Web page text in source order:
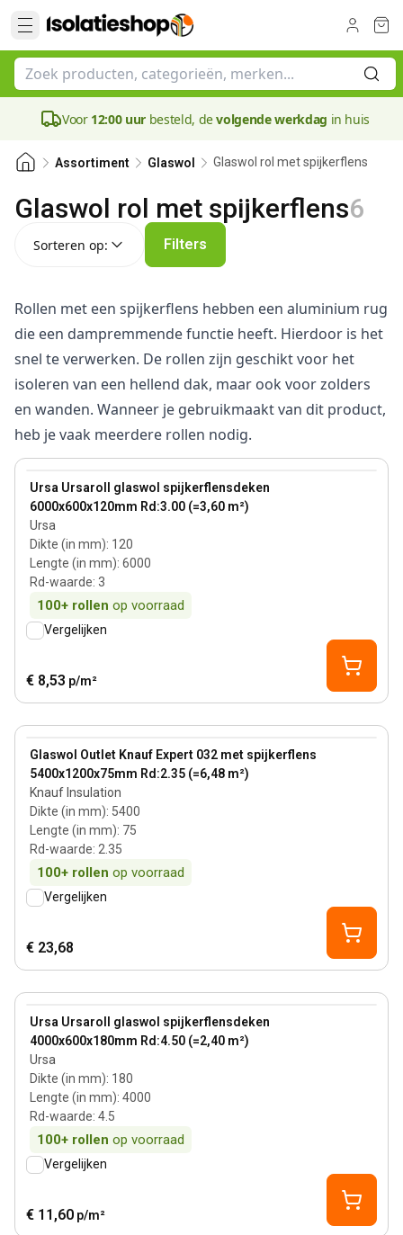
Voor 12:00 uur besteld, devolgende werkdag in huis
Assortiment Glaswol Glaswol rol met spijkerflens
Glaswol rol met spijkerflens6
Sorteren op: Filters
Rollen met een spijkerflens hebben een aluminium rug
die een dampremmende functie heeft. Hierdoor is het
snel te verwerken. De rollen zijn geschikt voor het
isoleren van een hellend dak, maar ook voor zolders
en wanden. Wanneer je gebruikmaakt van dit product,
heb je vaak meerdere rollen nodig.
Ursa Ursaroll glaswol spijkerflensdeken
6000x600x120mm Rd:3.00 (=3,60 m²)
Ursa
Dikte (in mm): 120
Lengte (in mm): 6000
Rd-waarde: 3
100+ rollen op voorraad
View product
Vergelijken
€ 8,53 p/m²
Glaswol Outlet Knauf Expert 032 met spijkerflens
5400x1200x75mm Rd:2.35 (=6,48 m²)
Knauf Insulation
Dikte (in mm): 5400
Lengte (in mm): 75
Rd-waarde: 2.35
100+ rollen op voorraad
View product
Vergelijken
€ 23,68
Ursa Ursaroll glaswol spijkerflensdeken
4000x600x180mm Rd:4.50 (=2,40 m²)
Ursa
Dikte (in mm): 180
Lengte (in mm): 4000
Rd-waarde: 4.5
100+ rollen op voorraad
View product
Vergelijken
€ 11,60 p/m²